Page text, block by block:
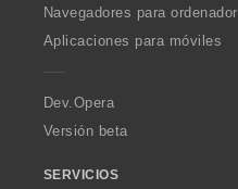
O
p
a
Navegadores para ordenador
Aplicaciones para móviles
Dev.Opera
Versión beta
SERVICIOS